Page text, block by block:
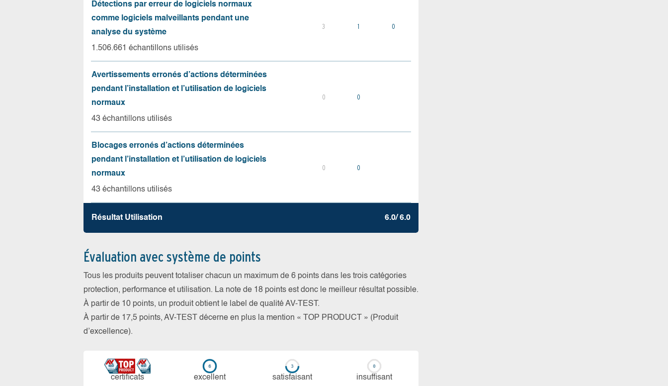
Détections par erreur de logiciels normaux
comme logiciels malveillants pendant une
analyse du système
1.506.661 échantillons utilisés
3 1 0
Avertissements erronés d’actions déterminées
pendant l’installation et l’utilisation de logiciels
normaux
43 échantillons utilisés
0 0
Blocages erronés d’actions déterminées
pendant l’installation et l’utilisation de logiciels
normaux
43 échantillons utilisés
0 0
Résultat Utilisation 6.0/ 6.0
Évaluation avec système de points
Tous les produits peuvent totaliser chacun un maximum de 6 points dans les trois catégories
protection, performance et utilisation. La note de 18 points est donc le meilleur résultat possible.
À partir de 10 points, un produit obtient le label de qualité AV-TEST.
À partir de 17,5 points, AV-TEST décerne en plus la mention « TOP PRODUCT » (Produit
d’excellence).
certi­ficats ex­cellent sa­tis­fai­sant in­suf­fi­sant